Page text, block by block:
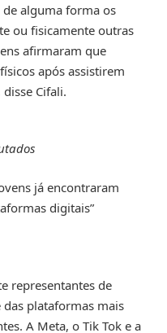
de alguma forma os
ou fisicamente outras
afirmaram que
após assistirem
Cifali.
já encontraram
digitais”
representantes de
plataformas mais
A Meta, o Tik Tok e a